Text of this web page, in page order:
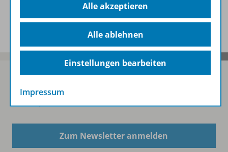
Spar-Pakete
Zum Newsletter anmelden
Alle akzeptieren
Alle ablehnen
Einstellungen bearbeiten
Impressum